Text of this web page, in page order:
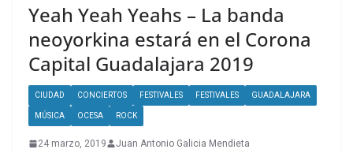
Yeah Yeah Yeahs – La banda
neoyorkina estará en el Corona
Capital Guadalajara 2019
CIUDAD CONCIERTOS FESTIVALES FESTIVALES GUADALAJARA
MÚSICA OCESA ROCK
24 marzo, 2019 Juan Antonio Galicia Mendieta